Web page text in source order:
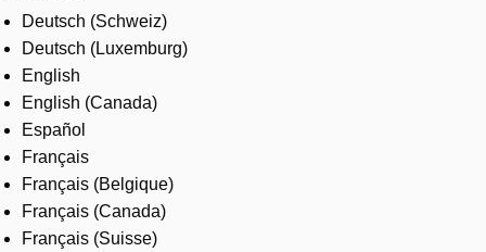
Where to buy
Contact us
Careers
Deutsch (Schweiz)
Deutsch (Luxemburg)
English
English (Canada)
Español
Français
Français (Belgique)
Français (Canada)
Français (Suisse)